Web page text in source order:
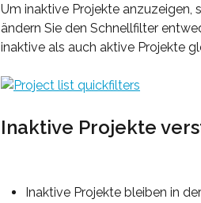
Um inaktive Projekte anzuzeigen,
ändern Sie den Schnellfilter
inaktive als auch aktive Projekte
Inaktive Projekte
Inaktive Projekte bleiben in